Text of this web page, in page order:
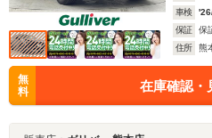
車検
保証
保
住所
熊
無
料
在庫確認・